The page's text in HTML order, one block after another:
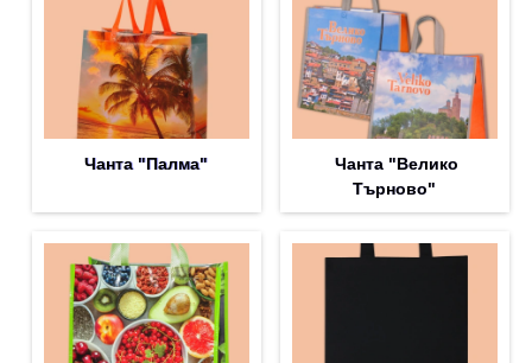
Чанта "Палма"
Чанта "Велико
Търново"